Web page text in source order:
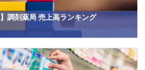
調剤薬局 売上高ランキング